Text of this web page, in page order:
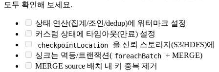
모두 확인해 보세요.
상태 연산(집계/조인/dedup)에 워터마크 설정
커스텀 상태에 타임아웃(만료) 설정
checkpointLocation
을 신뢰 스토리지(S3/HDFS)에
싱크는 멱등/트랜잭션( foreachBatch + MERGE)
MERGE source 배치 내 키 중복 제거